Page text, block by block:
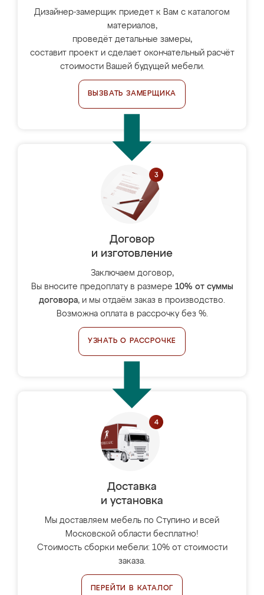
Дизайнер-замерщик приедет к Вам с каталогом
материалов,
проведёт детальные замеры,
составит проект и сделает окончательный расчёт
стоимости Вашей будущей мебели.
ВЫЗВАТЬ ЗАМЕРЩИКА
Договор
и изготовление
Заключаем договор,
Вы вносите предоплату в размере 10% от суммы
договора, и мы отдаём заказ в производство.
Возможна оплата в рассрочку без %.
УЗНАТЬ О РАССРОЧКЕ
Доставка
и установка
Мы доставляем мебель по Ступино и всей
Московской области бесплатно!
Стоимость сборки мебели: 10% от стоимости
заказа.
ПЕРЕЙТИ В КАТАЛОГ